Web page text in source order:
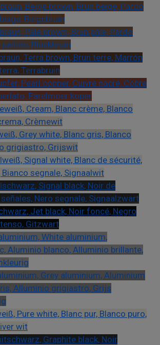
Beige brown, Brun beige, Pardo
Beigebruin
Pale brown, Brun pâle, Pardo
Bleekbruin
Terra brown, Brun terre, Marrón
Terrabruin
Pearl copper, Cuivre nacré, Cobre
Parelmoer koper
Cream, Blanc crème, Blanco
Crèmewit
Grey white, Blanc gris, Blanco
grigiastro, Grijswit
Signal white, Blanc de sécurité,
segnale, Signaalwit
Signal black, Noir de
Nero segnale, Signaalzwart
Jet black, Noir foncé, Negro
Gitzwart
White aluminium,
Aluminio blanco, Alluminio brillante,
Grey aluminium, Aluminium
Alluminio grigiastro, Grijs
Pure white, Blanc pur, Blanco puro,
wit
Graphite black, Noir